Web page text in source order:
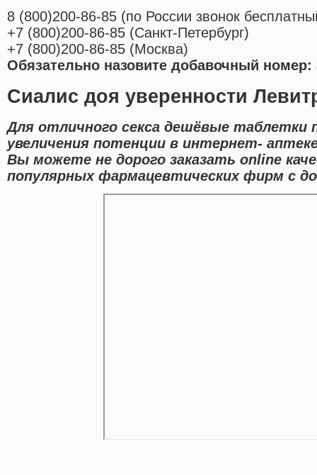
8 (800)200-86-85 (по России звонок
+7 (800)200-86-85 (Санкт-Петербург)
+7 (800)200-86-85 (Москва)
Обязательно назовите добавочный номер:
Сиалис доя уверенности
Для отличного секса дешёвые таблетки
увеличения потенции в интернет-
Вы можете не дорого заказать online
популярных фармацевтических фирм с